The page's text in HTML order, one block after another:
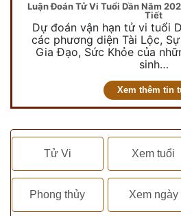
Luận Đoán Tử Vi Tuổi Dần Năm
Tiết
Dự đoán vận hạn tử vi tuổi
các phương diện Tài Lộc,
Gia Đạo, Sức Khỏe của
sinh…
Xem thêm tin
Tử Vi Xem tuổi
Phong thủy Xem ngày